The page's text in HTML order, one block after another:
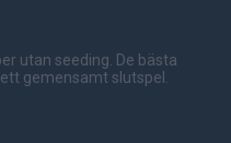
utan seeding. De bästa
gemensamt slutspel.